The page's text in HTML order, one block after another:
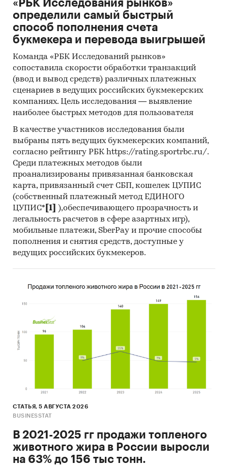
«РБК Исследования рынков»
определили самый быстрый
способ пополнения счета
букмекера и перевода выигрышей
Команда «РБК Исследований рынков»
сопоставила скорости обработки транзакций
(ввод и вывод средств) различных платежных
сценариев в ведущих российских букмекерских
компаниях. Цель исследования — выявление
наиболее быстрых методов для пользователя
В качестве участников исследования были
выбраны пять ведущих букмекерских компаний,
согласно рейтингу РБК https://rating.sportrbc.ru/.
Среди платежных методов были
проанализированы привязанная банковская
карта, привязанный счет СБП, кошелек ЦУПИС
(собственный платежный метод ЕДИНОГО
ЦУПИС* [1]
),обеспечивающего прозрачность и
легальность расчетов в сфере азартных игр),
мобильные платежи, SberPay и прочие способы
пополнения и снятия средств, доступные у
ведущих российских букмекеров.
СТАТЬЯ, 5 АВГУСТА 2026
BUSINESSTAT
В 2021-2025 гг продажи топленого
животного жира в России выросли
на 63% до 156 тыс тонн.